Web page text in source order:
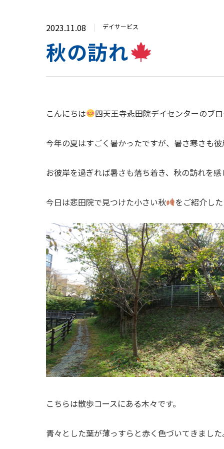
2023.11.08 デイサービス
秋の訪れ
こんにちは 四天王寺悲田院デイセンターのブ
今年の夏はすごく暑かったですが、暑さ寒さも
お彼岸を過ぎれば暑さも落ち着き、秋の訪れを
今日は悲田院で見つけた小さい秋 をご紹介し
こちらは散歩コースにある木々です。
青々とした葉が薄っすらと赤く色づいてきまし